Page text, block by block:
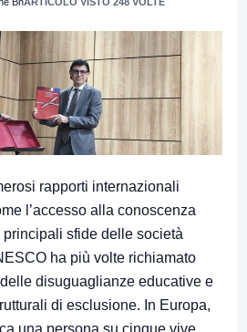
rapporti internazionali
l’accesso alla conoscenza
sfide delle società
ha più volte richiamato
delle disuguaglianze educative e
di esclusione. In Europa,
una persona su cinque vive